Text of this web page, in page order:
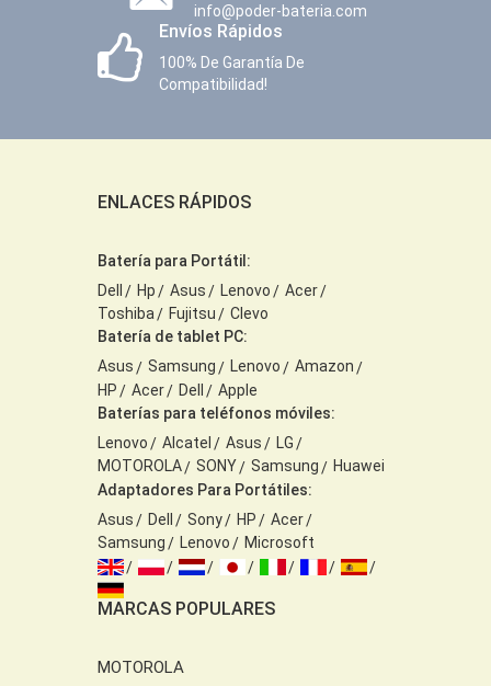
info@poder-bateria.com
Envíos Rápidos
100% De Garantía De
Compatibilidad!
ENLACES RÁPIDOS
Batería para Portátil:
Dell
Hp Asus Lenovo
Acer
Toshiba
Fujitsu
Clevo
Batería de tablet PC:
Asus
Samsung Lenovo
Amazon
HP
Acer Dell
Apple
Baterías para teléfonos móviles:
Lenovo
Alcatel Asus
LG
MOTOROLA
SONY Samsung
Huawei
Adaptadores Para Portátiles:
Asus
Dell Sony HP
Acer
Samsung
Lenovo Microsoft
MARCAS POPULARES
MOTOROLA